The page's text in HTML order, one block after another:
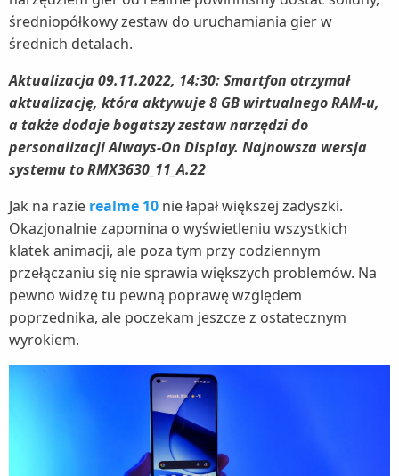
średniopółkowy zestaw do uruchamiania gier w
średnich detalach.
Aktualizacja 09.11.2022, 14:30: Smartfon otrzymał
aktualizację, która aktywuje 8 GB wirtualnego RAM-u,
a także dodaje bogatszy zestaw narzędzi do
personalizacji Always-On Display. Najnowsza wersja
systemu to RMX3630_11_A.22
Jak na razie realme 10 nie łapał większej zadyszki.
Okazjonalnie zapomina o wyświetleniu wszystkich
klatek animacji, ale poza tym przy codziennym
przełączaniu się nie sprawia większych problemów. Na
pewno widzę tu pewną poprawę względem
poprzednika, ale poczekam jeszcze z ostatecznym
wyrokiem.